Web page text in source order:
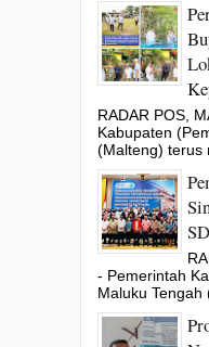
RADAR POS,
Kabupaten
(Malteng) terus
- Pemerintah
Maluku